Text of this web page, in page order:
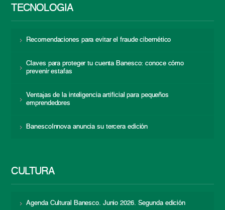
TECNOLOGÍA
Recomendaciones para evitar el fraude cibernético
Claves para proteger tu cuenta Banesco: conoce cómo
prevenir estafas
Ventajas de la inteligencia artificial para pequeños
emprendedores
BanescoInnova anuncia su tercera edición
CULTURA
Agenda Cultural Banesco. Junio 2026. Segunda edición